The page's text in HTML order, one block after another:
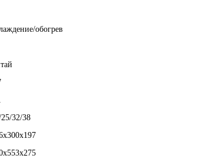
обогрев
25/32/38